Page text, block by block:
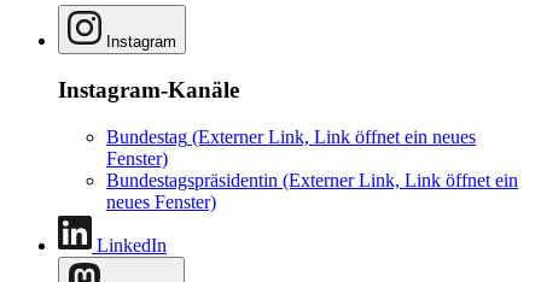
Instagram
Instagram-Kanäle
Bundestag (Externer Link, Link öffnet ein neues
Fenster)
Bundestagspräsidentin (Externer Link, Link öffnet ein
neues Fenster)
LinkedIn